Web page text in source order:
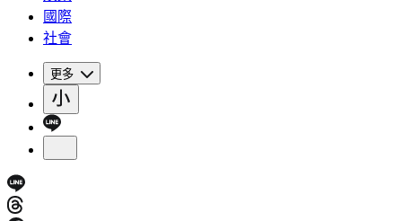
國際
社會
更多